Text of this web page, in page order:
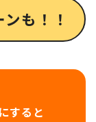
も！！
にすると